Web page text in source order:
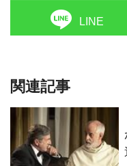
LINE
関連記事